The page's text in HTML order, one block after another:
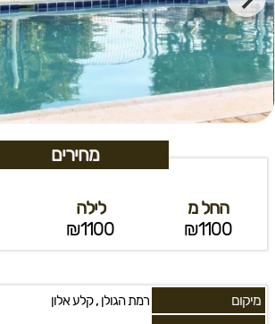
מחירים
החל מ
₪1100
לילה
₪1100
מיקום רמת הגולן,קלע אלון